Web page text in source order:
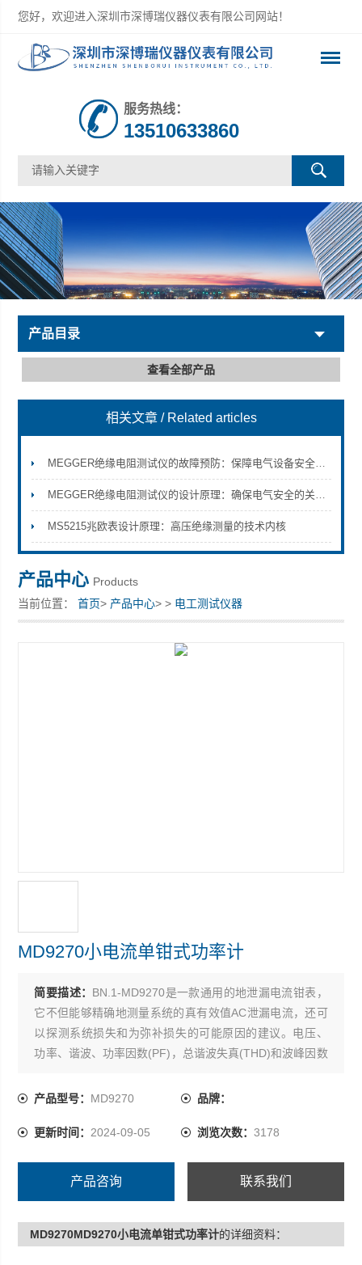
您好，欢迎进入深圳市深博瑞仪器仪表有限公司网站！
深圳市深博瑞仪器仪表有限公司
服务热线：
13510633860
产品目录
查看全部产品
相关文章 / Related articles
MEGGER绝缘电阻测试仪的故障预防：保障电气设备安全的重要措施
MEGGER绝缘电阻测试仪的设计原理：确保电气安全的关键工具
MS5215兆欧表设计原理：高压绝缘测量的技术内核
产品中心 Products
当前位置：首页> 产品中心> > 电工测试仪器
MD9270小电流单钳式功率计
简要描述： BN.1-MD9270是一款通用的地泄漏电流钳表，
它不但能够精确地测量系统的真有效值AC泄漏电流，还可
以探测系统损失和为弥补损失的可能原因的建议。电压、
功率、谐波、功率因数(PF)，总谐波失真(THD)和波峰因数
产品型号： MD9270 品牌：
更新时间： 2024-09-05 浏览次数： 3178
产品咨询 联系我们
MD9270MD9270小电流单钳式功率计的详细资料：